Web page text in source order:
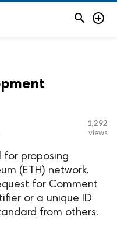
 
1,292
views
for proposing
(ETH) network.
for Comment
or a unique ID
from others.